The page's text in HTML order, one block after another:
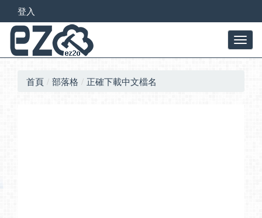
登入
首頁 部落格 正確下載中文檔名